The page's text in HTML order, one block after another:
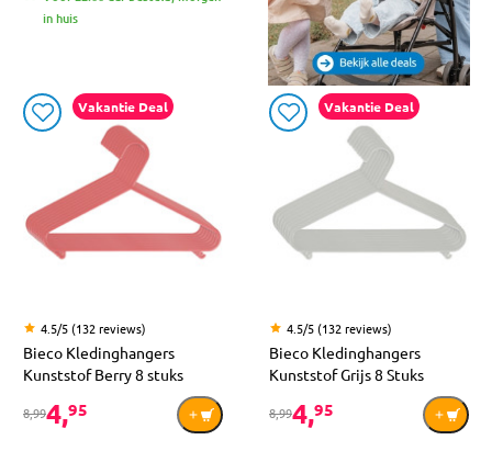
in huis
Vakantie Deal
4.5/5 (132 reviews)
Bieco Kledinghangers
Kunststof Berry 8 stuks
8,994,95
Vakantie Deal
4.5/5 (132 reviews)
Bieco Kledinghangers
Kunststof Grijs 8 Stuks
8,994,95